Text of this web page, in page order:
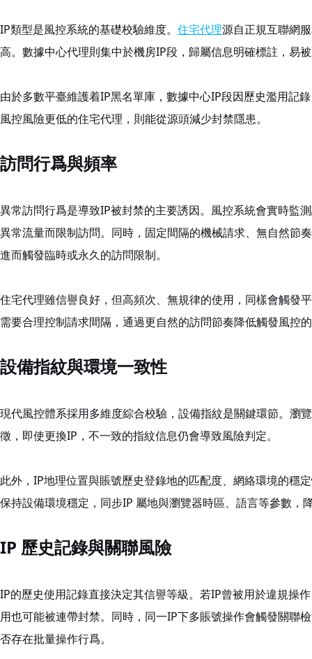
IP類型是風控系統的基礎校驗維度。 住宅代理源自正規互聯網
高。數據中心代理則集中於機房IP段，歸屬信息明確標註，易
由於多數平臺維護着IP黑名單庫，數據中心IP段因歷史濫用記
風控風險更低的住宅代理，則能從源頭減少封禁隱患。
訪問行爲與頻率
異常訪問行爲是導致IP被封禁的主要誘因。風控系統會實時監
異常流量而限制訪問。同時，固定間隔的機械請求、無自然節
進而觸發臨時或永久的訪問限制。
住宅代理雖信譽良好，但高頻次、無規律的使用，同樣會觸發
需要合理控制請求間隔，通過更自然的訪問節奏降低觸發風控
設備指紋與環境一致性
現代風控體系採用多維度綜合校驗，設備指紋是關鍵環節。瀏
徵，即使更換IP，不一致的指紋信息仍會導致風險判定。
此外，IP地理位置與賬號歷史登錄地的匹配度、網絡環境的穩
保持設備環境穩定，同步IP 屬地與瀏覽器時區、語言等參數，
IP 歷史記錄與關聯風險
IP的歷史使用記錄直接決定其信譽等級。若IP曾被用於違規操
用也可能被連帶封禁。同時，同一IP下多賬號操作會觸發關聯
否存在批量操作行爲。